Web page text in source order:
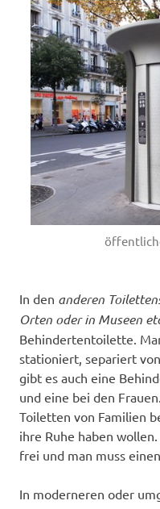
In den anderen
Orten oder in Museen
Behindertentoilette.
stationiert, separiert
gibt es auch eine
und eine bei den
Toiletten von Familien
ihre Ruhe haben
frei und man muss
In moderneren oder